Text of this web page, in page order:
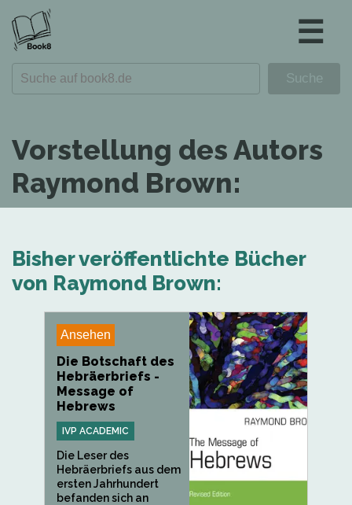
☰
Vorstellung des Autors
Raymond Brown:
Bisher veröffentlichte Bücher
von Raymond Brown:
Ansehen
Die Botschaft des
Hebräerbriefs -
Message of
Hebrews
IVP ACADEMIC
Die Leser des
Hebräerbriefs aus dem
ersten Jahrhundert
befanden sich an